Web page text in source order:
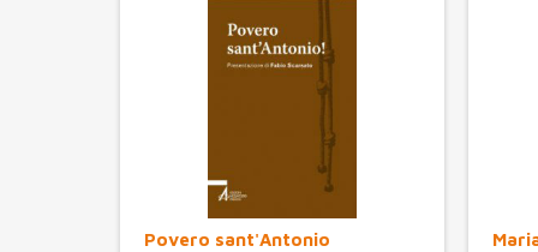
Povero sant'Antonio